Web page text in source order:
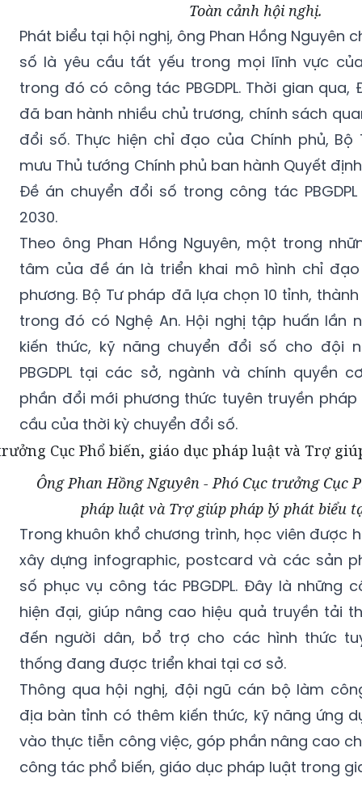
Toàn cảnh hội nghị.
Phát biểu tại hội nghị, ông Phan Hồng Nguyên
số là yêu cầu tất yếu trong mọi lĩnh vực
trong đó có công tác PBGDPL. Thời gian qua,
đã ban hành nhiều chủ trương, chính sách
đổi số. Thực hiện chỉ đạo của Chính phủ,
mưu Thủ tướng Chính phủ ban hành Quyết
Đề án chuyển đổi số trong công tác
2030.
Theo ông Phan Hồng Nguyên, một trong
tâm của đề án là triển khai mô hình chỉ
phương. Bộ Tư pháp đã lựa chọn 10 tỉnh,
trong đó có Nghệ An. Hội nghị tập huấn lần
kiến thức, kỹ năng chuyển đổi số cho đội
PBGDPL tại các sở, ngành và chính quyền
phần đổi mới phương thức tuyên truyền
cầu của thời kỳ chuyển đổi số.
Ông Phan Hồng Nguyên - Phó Cục trưởng Cục
pháp luật và Trợ giúp pháp lý phát biểu
Trong khuôn khổ chương trình, học viên được
xây dựng infographic, postcard và các sản
số phục vụ công tác PBGDPL. Đây là những
hiện đại, giúp nâng cao hiệu quả truyền tải
đến người dân, bổ trợ cho các hình thức
thống đang được triển khai tại cơ sở.
Thông qua hội nghị, đội ngũ cán bộ làm
địa bàn tỉnh có thêm kiến thức, kỹ năng ứng
vào thực tiễn công việc, góp phần nâng cao
công tác phổ biến, giáo dục pháp luật trong